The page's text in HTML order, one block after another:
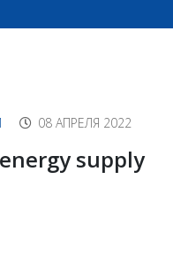
08 АПРЕЛЯ 2022
supply